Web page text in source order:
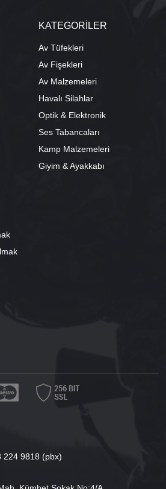
KATEGORİLER
Av Tüfekleri
Av Fişekleri
Av Malzemeleri
Havalı Silahlar
Optik & Elektronik
Ses Tabancaları
Kamp Malzemeleri
Giyim & Ayakkabı
224 9818 (pbx)